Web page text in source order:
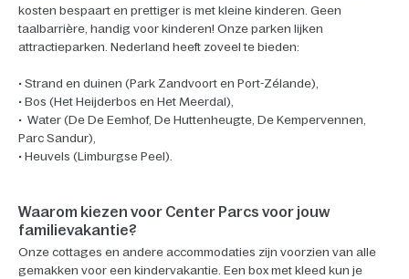
kosten bespaart en prettiger is met kleine kinderen. Geen
taalbarrière, handig voor kinderen! Onze parken lijken
attractieparken. Nederland heeft zoveel te bieden:
• Strand en duinen (Park Zandvoort en Port-Zélande),
• Bos (Het Heijderbos en Het Meerdal),
• Water (De De Eemhof, De Huttenheugte, De Kempervennen,
Parc Sandur),
• Heuvels (Limburgse Peel).
Waarom kiezen voor Center Parcs voor jouw
familievakantie?
Onze cottages en andere accommodaties zijn voorzien van alle
gemakken voor een kindervakantie. Een box met kleed kun je